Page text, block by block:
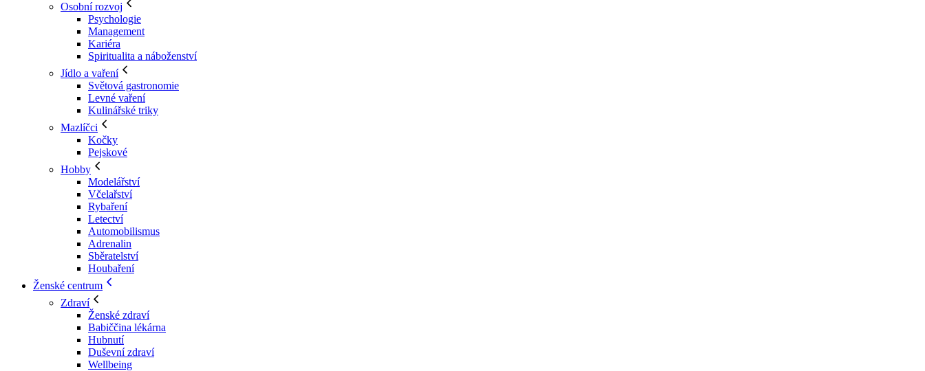
Osobní rozvoj
Psychologie
Management
Kariéra
Spiritualita a náboženství
Jídlo a vaření
Světová gastronomie
Levné vaření
Kulinářské triky
Mazlíčci
Kočky
Pejskové
Hobby
Modelářství
Včelařství
Rybaření
Letectví
Automobilismus
Adrenalin
Sběratelství
Houbaření
Ženské centrum
Zdraví
Ženské zdraví
Babiččina lékárna
Hubnutí
Duševní zdraví
Wellbeing